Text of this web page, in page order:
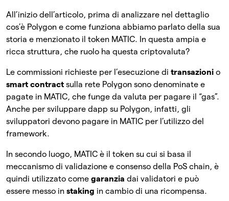
All’inizio dell’articolo, prima di analizzare nel dettaglio
cos’è Polygon e come funziona abbiamo parlato della sua
storia e menzionato il token MATIC. In questa ampia e
ricca struttura, che ruolo ha questa criptovaluta?
Le commissioni richieste per l’esecuzione di transazioni o
smart contract sulla rete Polygon sono denominate e
pagate in MATIC, che funge da valuta per pagare il “gas”.
Anche per sviluppare dapp su Polygon, infatti, gli
sviluppatori devono pagare in MATIC per l’utilizzo del
framework.
In secondo luogo, MATIC è il token su cui si basa il
meccanismo di validazione e consenso della PoS chain, è
quindi utilizzato come garanzia dai validatori e può
essere messo in staking in cambio di una ricompensa.